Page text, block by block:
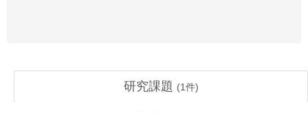
研究課題 (1件)